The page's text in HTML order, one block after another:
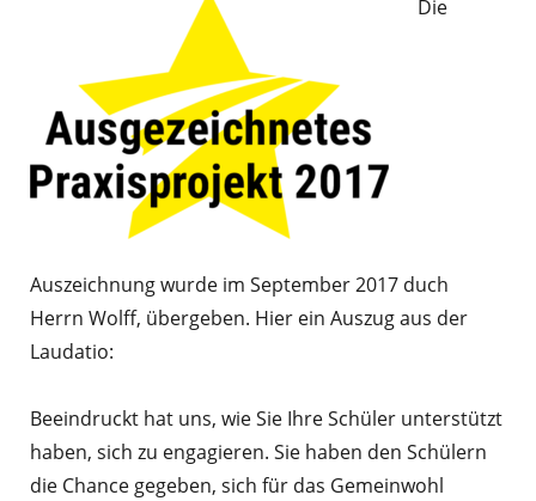
Die
Auszeichnung wurde im September 2017 duch
Herrn Wolff, übergeben. Hier ein Auszug aus der
Laudatio:
Beeindruckt hat uns, wie Sie Ihre Schüler unterstützt
haben, sich zu engagieren. Sie haben den Schülern
die Chance gegeben, sich für das Gemeinwohl